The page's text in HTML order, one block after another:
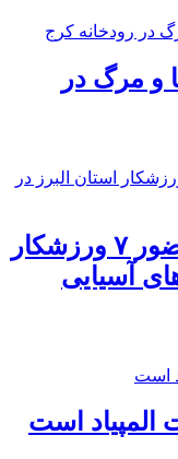
و مرگ در
۲ مدال برنز نتیجه حضور ۷ ورزشکار
آسیایی
المپیاد است